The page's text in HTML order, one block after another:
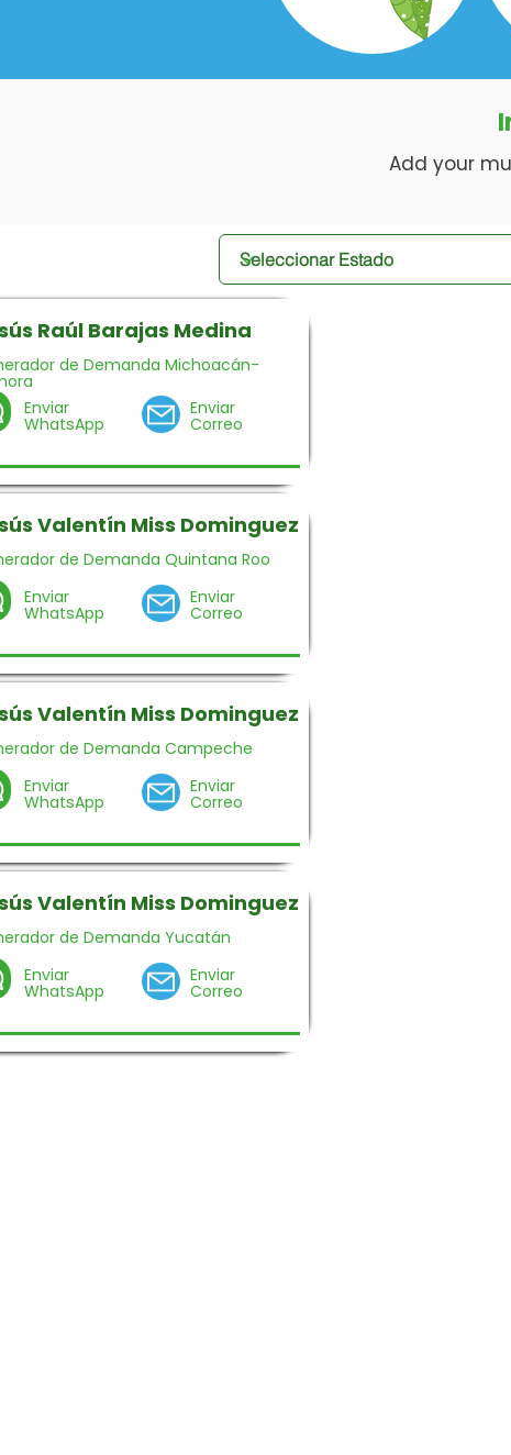
Add your
Raúl Barajas Medina
de Demanda Michoacán-
Enviar
WhatsApp
Enviar
Correo
Valentín Miss Dominguez
de Demanda Quintana Roo
Enviar
WhatsApp
Enviar
Correo
Valentín Miss Dominguez
de Demanda Campeche
Enviar
WhatsApp
Enviar
Correo
Valentín Miss Dominguez
de Demanda Yucatán
Enviar
WhatsApp
Enviar
Correo